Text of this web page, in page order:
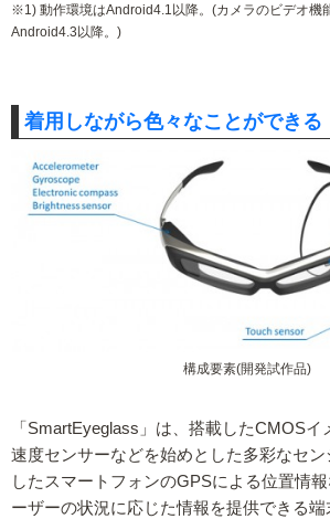
※1) 動作環境はAndroid4.1以降。(カメラのビデオ機
Android4.3以降。)
着用しながら色々なことができる
構成要素(開発試作品)
「SmartEyeglass」は、搭載したCMOS
速度センサーなどを始めとした多彩なセ
したスマートフォンのGPSによる位置情
ーザーの状況に応じた情報を提供できる端